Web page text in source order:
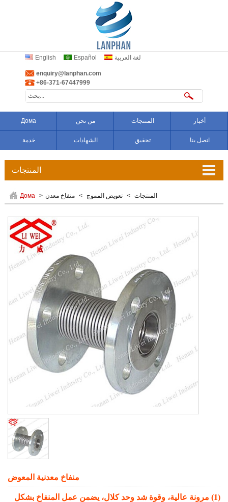
English Español لغة العربية
enquiry@lanphan.com
+86-371-67447999
Дома من نحن المنتجات أخبار
خدمة الشهادات تحقيق اتصل بنا
المنتجات
تعويض المموج
تجهيزات الصلب
غير المعدنية التوسع المشترك
المطاط أنبوب اصطف
فحص الصمامات المطاط
Дома > المنتجات > تعويض المموج > منفاخ معدن
منفاخ معدنية المعوض
(1) مرونة عالية، وقوة شد وحد كلال، يضمن عمل المنفاخ بشكل